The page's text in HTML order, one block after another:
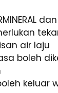
dan
air laju
boleh
keluar